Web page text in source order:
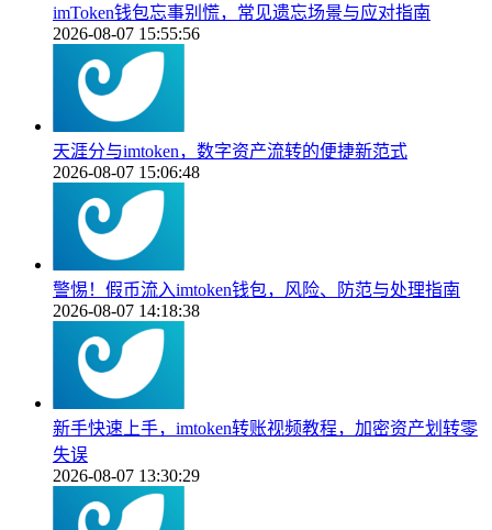
imToken钱包忘事别慌，常见遗忘场景与应对指南
2026-08-07 15:55:56
天涯分与imtoken，数字资产流转的便捷新范式
2026-08-07 15:06:48
警惕！假币流入imtoken钱包，风险、防范与处理指南
2026-08-07 14:18:38
新手快速上手，imtoken转账视频教程，加密资产划转零
失误
2026-08-07 13:30:29